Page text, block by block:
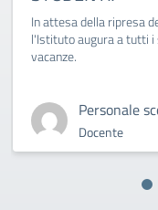
In attesa della ripresa
l'Istituto augura a tutti i
vacanze.
Personale
Docente